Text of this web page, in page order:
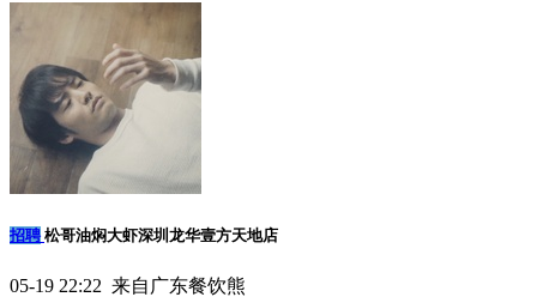
招聘 松哥油焖大虾深圳龙华壹方天地店
05-19 22:22 来自广东餐饮熊